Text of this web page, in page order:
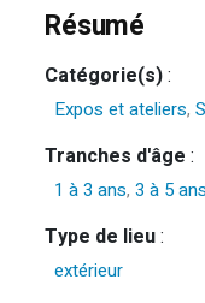
Résumé
Catégorie(s):
Expos et ateliers,
Tranches d'âge :
1 à 3 ans,3 à 5
Type de lieu:
extérieur